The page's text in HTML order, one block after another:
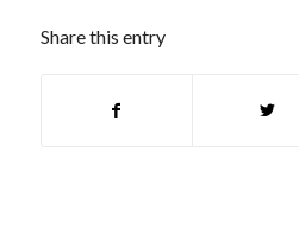
Share this entry